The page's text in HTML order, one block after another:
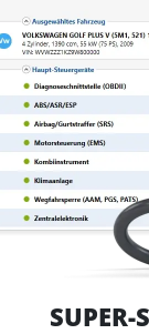
SUPER-